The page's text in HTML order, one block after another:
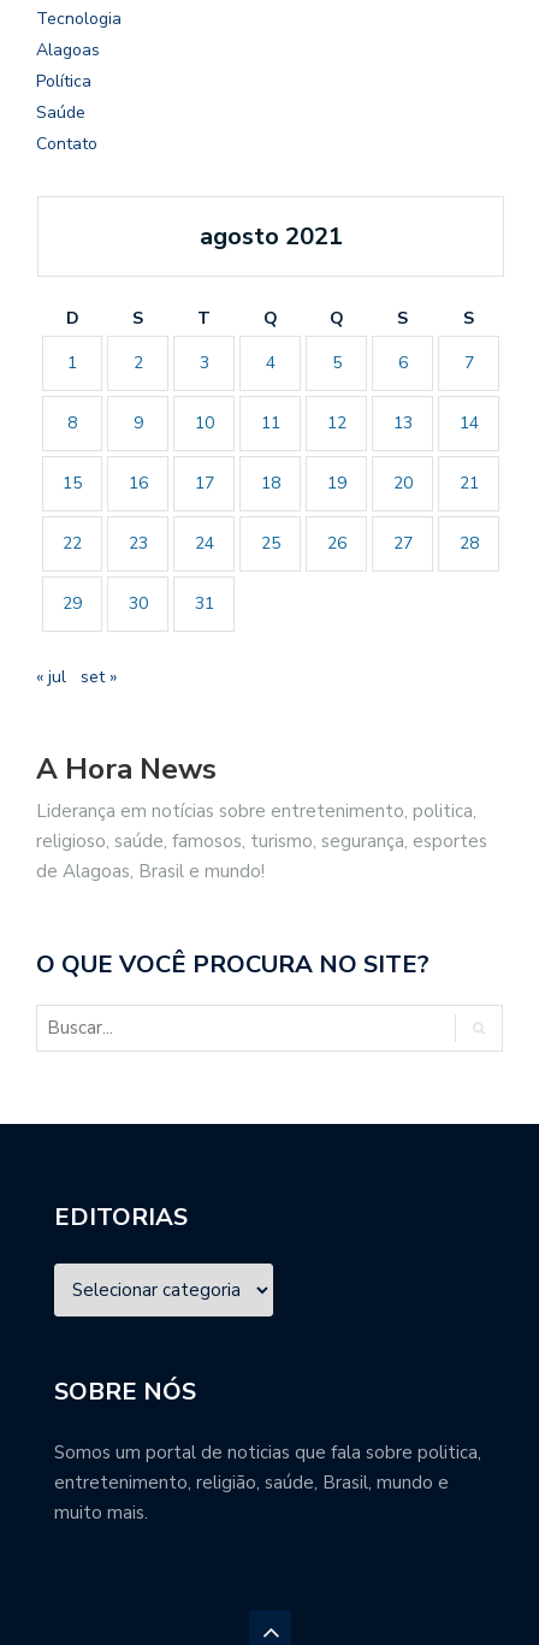
Tecnologia
Alagoas
Política
Saúde
Contato
agosto 2021
D S T Q Q S
S
1
2 3 4 5 6 7
8 9 10 11 12 13 14
15 16 17 18 19 20 21
22 23 24 25 26 27 28
29 30 31
« jul set »
A Hora News
Liderança em notícias sobre entretenimento, politica,
religioso, saúde, famosos, turismo, segurança, esportes
de Alagoas, Brasil e mundo!
O QUE VOCÊ PROCURA NO SITE?
EDITORIAS
SOBRE NÓS
Somos um portal de noticias que fala sobre politica,
entretenimento, religião, saúde, Brasil, mundo e
muito mais.